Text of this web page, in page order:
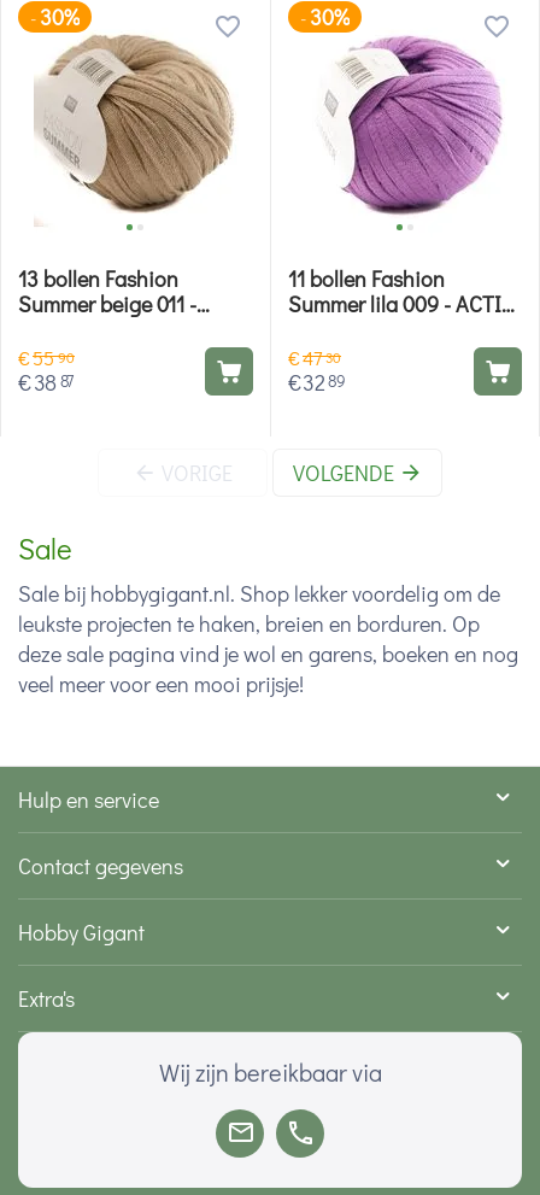
Sale
Sale bij hobbygigant.nl. Shop lekker voordelig om de
leukste projecten te haken, breien en borduren. Op
deze sale pagina vind je wol en garens, boeken en nog
veel meer voor een mooi prijsje!
-30%
13 bollen Fashion
Summer beige 011 -
Design
€5590
€38 87
- 30%
11 bollen Fashion
Summer lila 009 - ACTIE
€4730
€3289
VORIGE VOLGENDE
Hulp en service
Contact gegevens
Hobby Gigant
Extra's
Wij zijn bereikbaar via